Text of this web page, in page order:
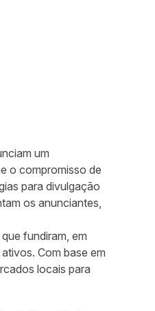
um
o compromisso de
para divulgação
os anunciantes,
fundiram, em
Com base em
locais para